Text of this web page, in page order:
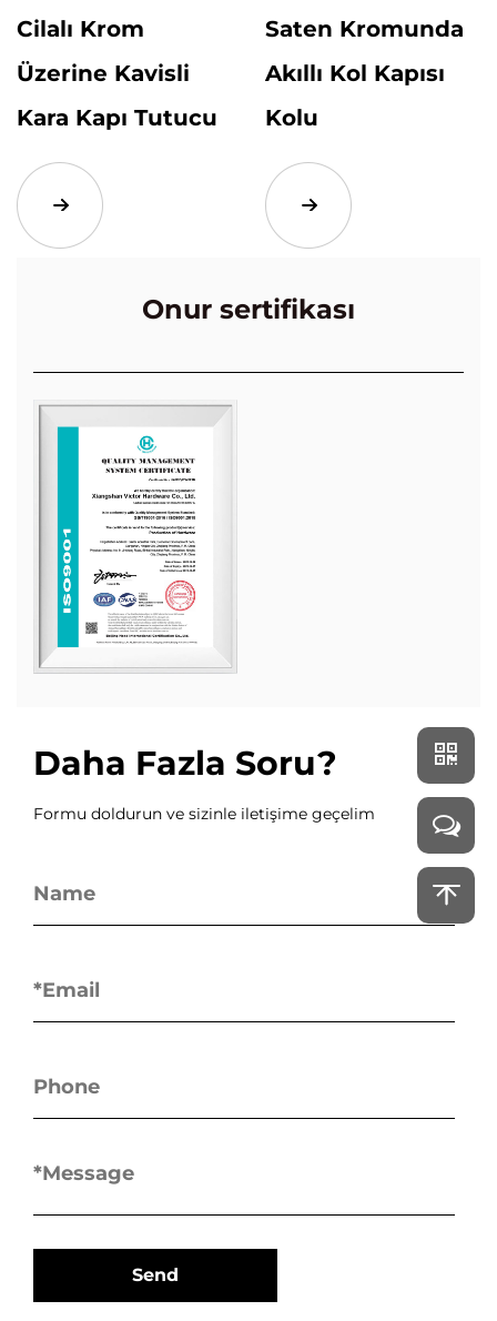
Cilalı Krom
Üzerine Kavisli
Kara Kapı Tutucu
Saten Kromunda
Akıllı Kol Kapısı
Kolu
Onur sertifikası
Daha Fazla Soru?
Formu doldurun ve sizinle iletişime geçelim